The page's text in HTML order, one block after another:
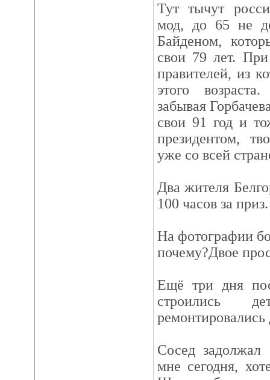
Тут тычут
мод, до 65 не
Байденом,
свои 79 лет.
правителей, из
этого
забывая
свои 91 год и
президентом,
уже со всей
Два жителя
100 часов за
На фотографии
почему?Двое
Ещё три дня
строились
ремонтировались
Сосед задолжал
мне сегодня,